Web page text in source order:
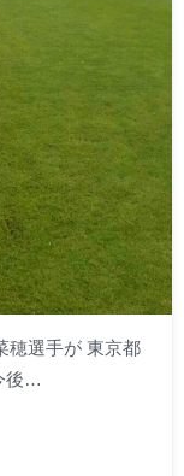
穂選手が 東京都
後…